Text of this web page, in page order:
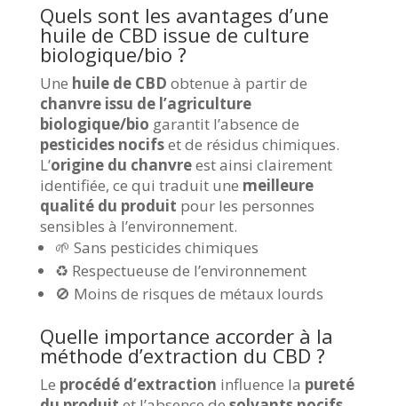
Quels sont les avantages d’une
huile de CBD issue de culture
biologique/bio ?
Une huile de CBD obtenue à partir de
chanvre issu de l’agriculture
biologique/bio garantit l’absence de
pesticides nocifset de résidus chimiques.
L’origine du chanvreest ainsi clairement
identifiée, ce qui traduit une meilleure
qualité du produit pour les personnes
sensibles à l’environnement.
🌱 Sans pesticides chimiques
♻️ Respectueuse de l’environnement
🚫 Moins de risques de métaux lourds
Quelle importance accorder à la
méthode d’extraction du CBD ?
Le procédé d’extraction influence la pureté